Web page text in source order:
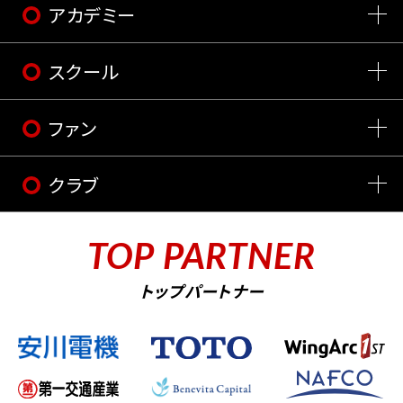
アカデミー
スクール
ファン
クラブ
TOP PARTNER
トップパートナー